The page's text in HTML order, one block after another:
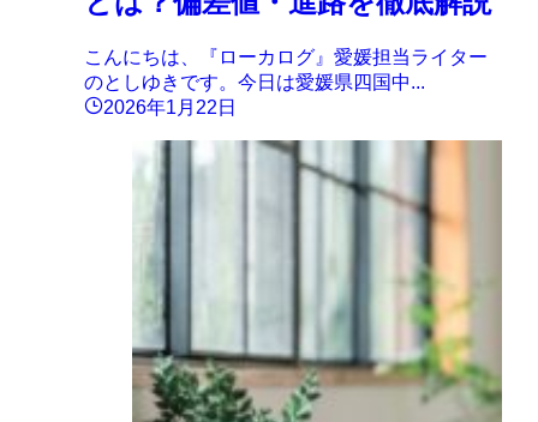
こんにちは、『ローカログ』愛媛担当ライター
のとしゆきです。今日は愛媛県四国中...
2026年1月22日